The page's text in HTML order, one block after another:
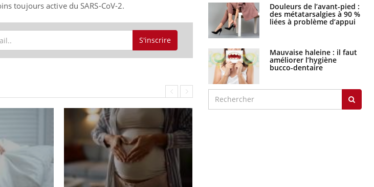
toujours active du SARS-CoV-2.
S'inscrire
Douleurs de l’avant-pied :
des métatarsalgies à 90 %
liées à problème d’appui
Mauvaise haleine : il faut
améliorer l’hygiène
bucco-dentaire